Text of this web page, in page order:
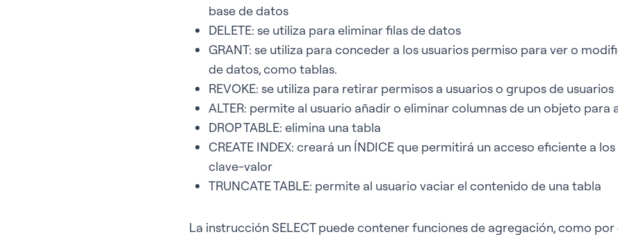
base de datos
DELETE: se utiliza para eliminar filas de datos
GRANT: se utiliza para conceder a los usuarios permiso para ver o
de datos, como tablas.
REVOKE: se utiliza para retirar permisos a usuarios o grupos de usuarios
ALTER: permite al usuario añadir o eliminar columnas de un objeto para
DROP TABLE: elimina una tabla
CREATE INDEX: creará un ÍNDICE que permitirá un acceso eficiente a
clave-valor
TRUNCATE TABLE: permite al usuario vaciar el contenido de una tabla
La instrucción SELECT puede contener funciones de agregación, como por